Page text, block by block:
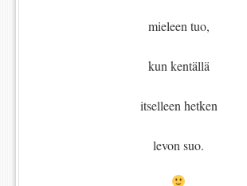
mieleen tuo,
kun kentällä
itselleen hetken
levon suo.